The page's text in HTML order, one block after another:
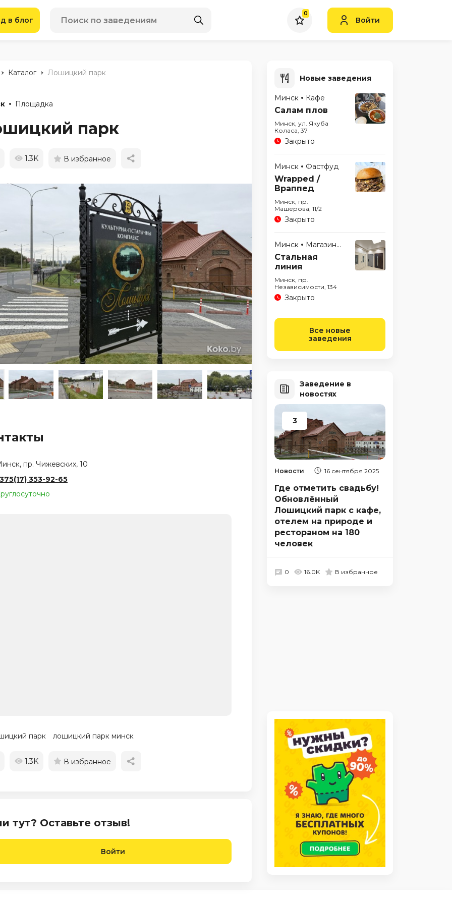
в блог
0
Войти
- Каталог - Лошицкий парк
Площадка
парк
1.3K В избранное
пр. Чижевских, 10
353-92-65
парк лошицкий парк минск
1.3K В избранное
тут? Оставьте отзыв!
Войти
Новые заведения
Минск Кафе
Салам плов
Минск, ул. Якуба
Коласа, 37
Закрыто
Минск Фастфуд
Wrapped /
Враппед
Минск, пр.
Машерова, 11/2
Закрыто
Минск Магазины
Стальная
линия
Минск, пр.
Независимости, 134
Закрыто
Все новые
заведения
Заведение в
новостях
3
Новости 16 сентября 2025
Где отметить свадьбу!
Обновлённый
Лошицкий парк с кафе,
отелем на природе и
рестораном на 180
человек
0 16.0K В избранное